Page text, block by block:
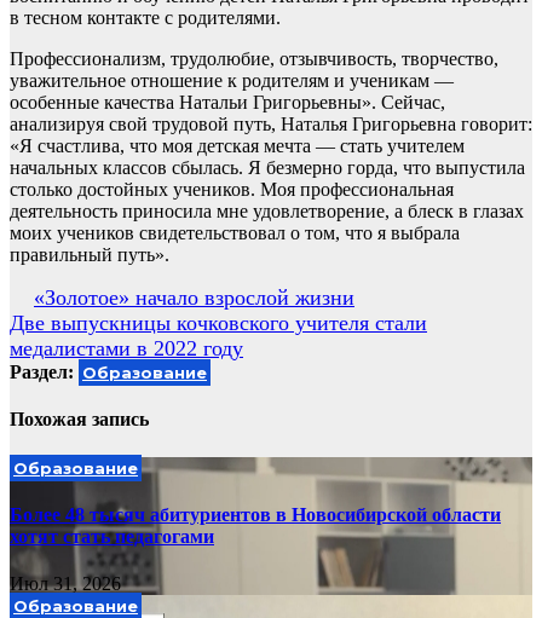
в тесном контакте с родителями.
Профессионализм, трудолюбие, отзывчивость, творчество,
уважительное отношение к родителям и ученикам —
особенные качества Натальи Григорьевны». Сейчас,
анализируя свой трудовой путь, Наталья Григорьевна говорит:
«Я счастлива, что моя детская мечта — стать учителем
начальных классов сбылась. Я безмерно горда, что выпустила
столько достойных учеников. Моя профессиональная
деятельность приносила мне удовлетворение, а блеск в глазах
моих учеников свидетельствовал о том, что я выбрала
правильный путь».
Навигация
по
записям
«Золотое» начало взрослой жизни
Две выпускницы кочковского учителя стали
медалистами в 2022 году
Раздел: Образование
Похожая запись
Образование
Более 48 тысяч абитуриентов в Новосибирской области
хотят стать педагогами
Июл 31, 2026
Образование